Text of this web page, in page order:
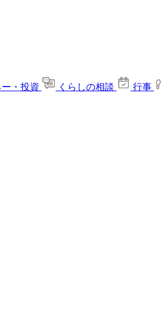
ー・投資 くらしの相談 行事